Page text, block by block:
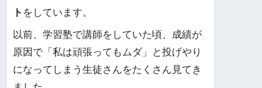
ト をしています。
以前、学習塾で講師をしていた頃、成績が
原因で「私は頑張ってもムダ」と投げやり
になってしまう生徒さんをたくさん見てき